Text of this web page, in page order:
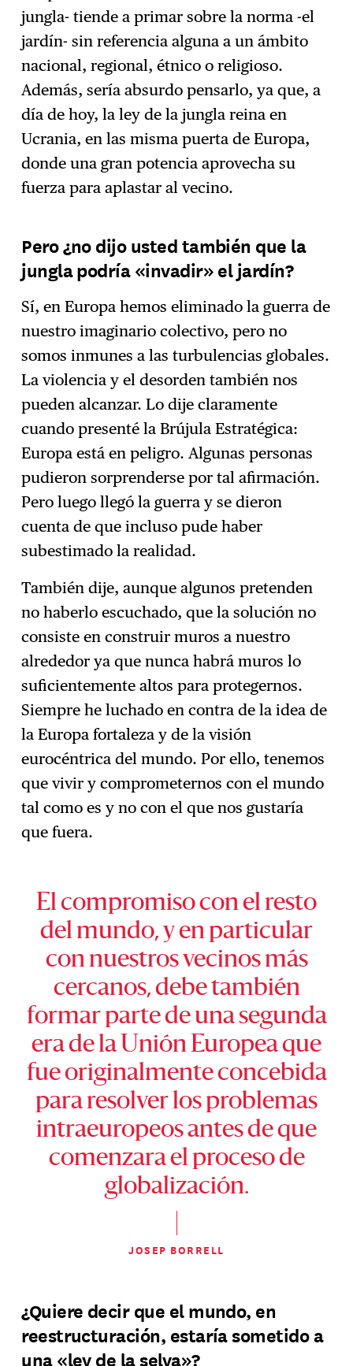
jungla- tiende a primar sobre la norma -el
jardín- sin referencia alguna a un ámbito
nacional, regional, étnico o religioso.
Además, sería absurdo pensarlo, ya que, a
día de hoy, la ley de la jungla reina en
Ucrania, en las misma puerta de Europa,
donde una gran potencia aprovecha su
fuerza para aplastar al vecino.
Pero ¿no dijo usted también que la
jungla podría «invadir» el jardín?
Sí, en Europa hemos eliminado la guerra de
nuestro imaginario colectivo, pero no
somos inmunes a las turbulencias globales.
La violencia y el desorden también nos
pueden alcanzar. Lo dije claramente
cuando presenté la Brújula Estratégica:
Europa está en peligro. Algunas personas
pudieron sorprenderse por tal afirmación.
Pero luego llegó la guerra y se dieron
cuenta de que incluso pude haber
subestimado la realidad.
También dije, aunque algunos pretenden
no haberlo escuchado, que la solución no
consiste en construir muros a nuestro
alrededor ya que nunca habrá muros lo
suficientemente altos para protegernos.
Siempre he luchado en contra de la idea de
la Europa fortaleza y de la visión
eurocéntrica del mundo. Por ello, tenemos
que vivir y comprometernos con el mundo
tal como es y no con el que nos gustaría
que fuera.
El compromiso con el resto
del mundo, y en particular
con nuestros vecinos más
cercanos, debe también
formar parte de una segunda
era de la Unión Europea que
fue originalmente concebida
para resolver los problemas
intraeuropeos antes de que
comenzara el proceso de
globalización.
JOSEP BORRELL
¿Quiere decir que el mundo, en
reestructuración, estaría sometido a
una «ley de la selva»?